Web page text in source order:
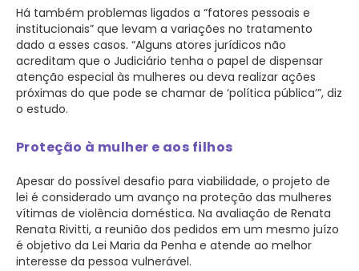
Há também problemas ligados a “fatores pessoais e
institucionais” que levam a variações no tratamento
dado a esses casos. “Alguns atores jurídicos não
acreditam que o Judiciário tenha o papel de dispensar
atenção especial às mulheres ou deva realizar ações
próximas do que pode se chamar de ‘política pública’”, diz
o estudo.
Proteção à mulher e aos filhos
Apesar do possível desafio para viabilidade, o projeto de
lei é considerado um avanço na proteção das mulheres
vítimas de violência doméstica. Na avaliação de Renata
Renata Rivitti, a reunião dos pedidos em um mesmo juízo
é objetivo da Lei Maria da Penha e atende ao melhor
interesse da pessoa vulnerável.